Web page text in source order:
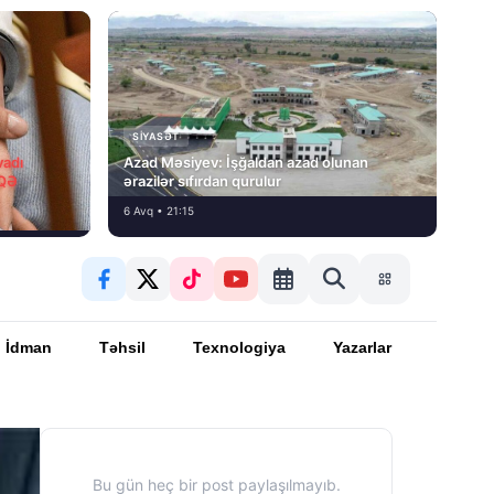
SIYASƏT
Azad Məsiyev: İşğaldan azad olunan
ərazilər sıfırdan qurulur
6 Avq • 21:15
İdman Təhsil Texnologiya Yazarlar
Bu gün heç bir post paylaşılmayıb.